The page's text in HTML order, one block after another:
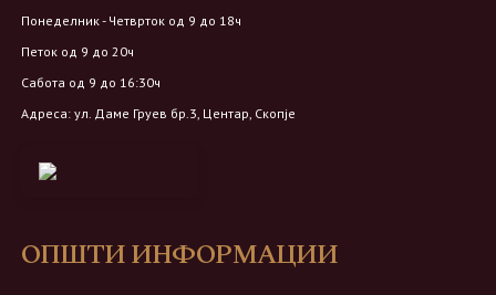
Понеделник - Четврток од 9 до 18ч
Петок од 9 до 20ч
Сабота од 9 до 16:30ч
Адреса: ул. Даме Груев бр.3, Центар, Скопје
ОПШТИ ИНФОРМАЦИИ